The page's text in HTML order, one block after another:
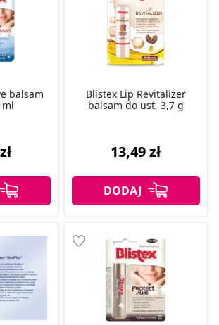
balsam
Blistex Lip Revitalizer
balsam do ust, 3,7 g
13,49 zł